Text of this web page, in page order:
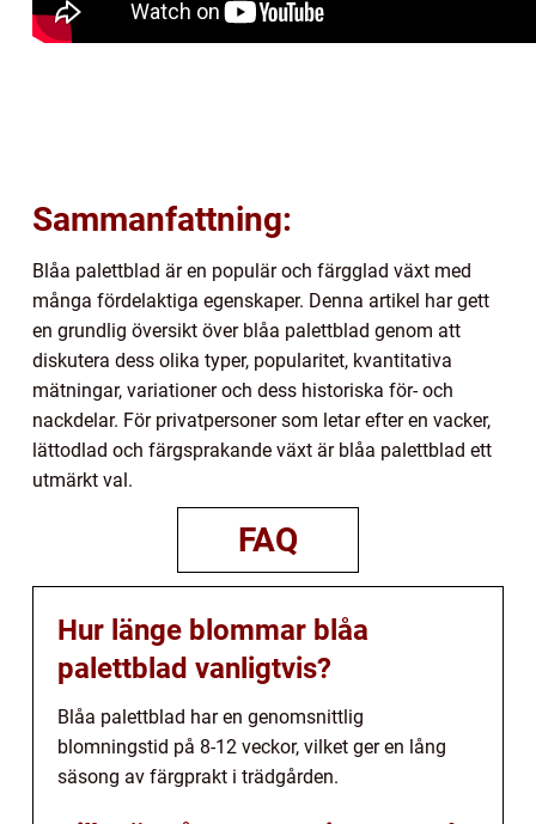
Sammanfattning:
Blåa palettblad är en populär och färgglad växt med
många fördelaktiga egenskaper. Denna artikel har gett
en grundlig översikt över blåa palettblad genom att
diskutera dess olika typer, popularitet, kvantitativa
mätningar, variationer och dess historiska för- och
nackdelar. För privatpersoner som letar efter en vacker,
lättodlad och färgsprakande växt är blåa palettblad ett
utmärkt val.
FAQ
Hur länge blommar blåa
palettblad vanligtvis?
Blåa palettblad har en genomsnittlig
blomningstid på 8-12 veckor, vilket ger en lång
säsong av färgprakt i trädgården.